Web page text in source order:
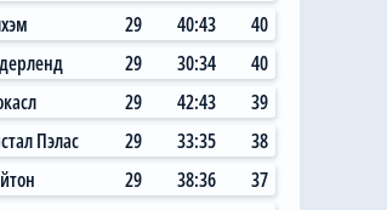
29 40:43
40
29 30:34
40
29 42:43
39
Пэлас 29 33:35
38
29 38:36
37